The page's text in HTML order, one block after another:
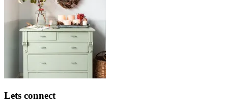
Lets connect